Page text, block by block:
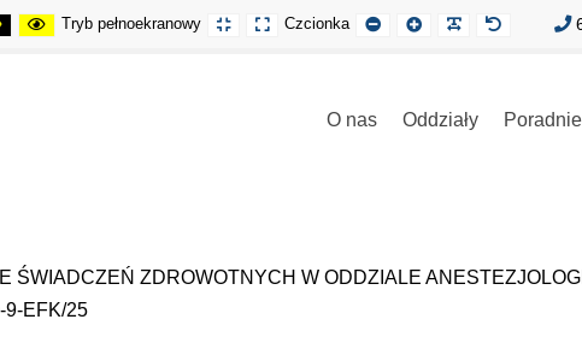
KONTRAST
CZARNO-
KONTRAST
ŻÓŁTO-
Tryb pełnoekranowy
WIDOK
STANDARDOWY
WIDOK
PEŁNOEKRANOWY
Czcionka
MNIEJSZE
CZCIONKI
WIĘKSZE
CZCIONKICZCIONKI
CZCIONKI
O nas Oddziały Poradnie
ŚWIADCZEŃ ZDROWOTNYCH W ODDZIALE
9-EFK/25(current)